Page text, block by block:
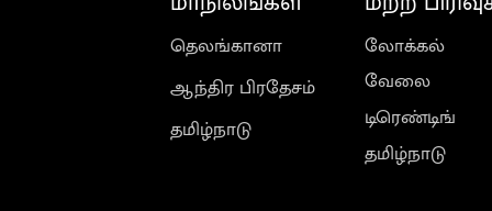
தெலங்கானா
ஆந்திர பிரதேசம்
தமிழ்நாடு
லோக்கல்
வேலை
டிரெண்டிங்
தமிழ்நாடு